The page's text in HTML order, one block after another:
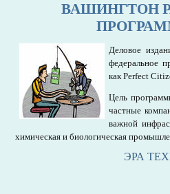
ВАШИНГТОН
Деловое
федеральное
как Perfect
Цель
частные
важной
химическая и биологическая
ЭРА